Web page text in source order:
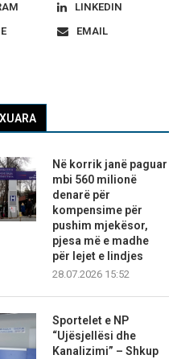
LINKEDIN
EMAIL
Në korrik janë paguar
mbi 560 milionë
denarë për
kompensime për
pushim mjekësor,
pjesa më e madhe
për lejet e lindjes
28.07.2026 15:52
Sportelet e NP
“Ujësjellësi dhe
Kanalizimi” – Shkup